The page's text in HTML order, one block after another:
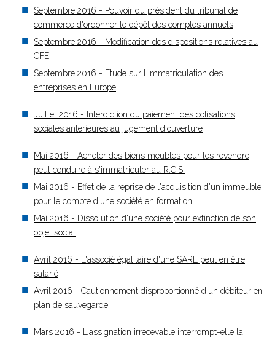
Septembre 2016 - Pouvoir du président du tribunal de
commerce d'ordonner le dépôt des comptes annuels
Septembre 2016 - Modification des dispositions relatives au
CFE
Septembre 2016 - Etude sur l'immatriculation des
entreprises en Europe
Juillet 2016 - Interdiction du paiement des cotisations
sociales antérieures au jugement d'ouverture
Mai 2016 - Acheter des biens meubles pour les revendre
peut conduire à s'immatriculer au R.C.S.
Mai 2016 - Effet de la reprise de l'acquisition d'un immeuble
pour le compte d'une société en formation
Mai 2016 - Dissolution d'une société pour extinction de son
objet social
Avril 2016 - L'associé égalitaire d'une SARL peut en être
salarié
Avril 2016 - Cautionnement disproportionné d'un débiteur en
plan de sauvegarde
Mars 2016 - L'assignation irrecevable interrompt-elle la